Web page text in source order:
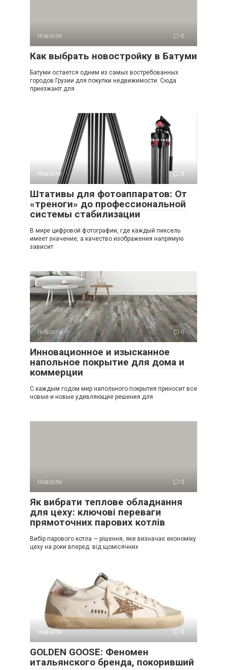
Новости 0
Как выбрать новостройку в Батуми
Батуми остается одним из самых востребованных
городов Грузии для покупки недвижимости. Сюда
приезжают для
Новости 0
Штативы для фотоаппаратов: От
«треноги» до профессиональной
системы стабилизации
В мире цифровой фотографии, где каждый пиксель
имеет значение, а качество изображения напрямую
зависит
Новости 0
Инновационное и изысканное
напольное покрытие для дома и
коммерции
С каждым годом мир напольного покрытия приносит все
новые и новые удивляющие решения для
Новости 0
Як вибрати теплове обладнання
для цеху: ключові переваги
прямоточних парових котлів
Вибір парового котла — рішення, яке визначає економіку
цеху на роки вперед: від щомісячних
Новости 0
GOLDEN GOOSE: Феномен
итальянского бренда, покоривший